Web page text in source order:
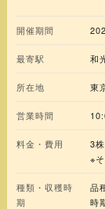
開催期間
最寄駅 和
所在地 東
営業時間
料金・費用
3
※
種類・収穫時
期
品
時